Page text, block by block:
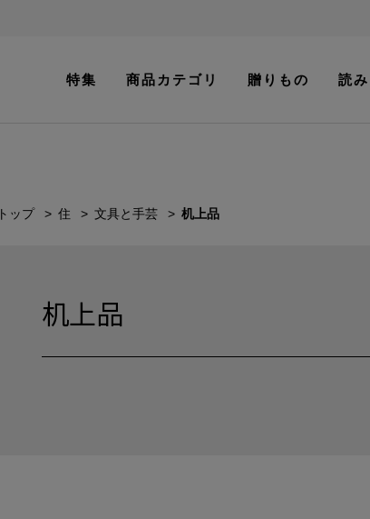
特集 商品カテゴリ 贈りもの 読
トップ 住 文具と手芸 机上品
机上品